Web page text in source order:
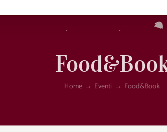
Home → Eventi → Food&Book